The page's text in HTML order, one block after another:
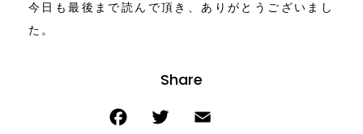
今日も最後まで読んで頂き、ありがとうございまし
た。